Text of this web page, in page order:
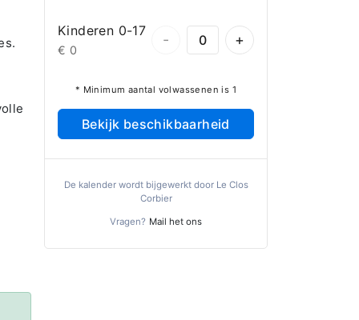
Kinderen 0-17
€ 0
- +
* Minimum aantal volwassenen is 1
Bekijk beschikbaarheid
De kalender wordt bijgewerkt door Le Clos
Corbier
Vragen? Mail het ons